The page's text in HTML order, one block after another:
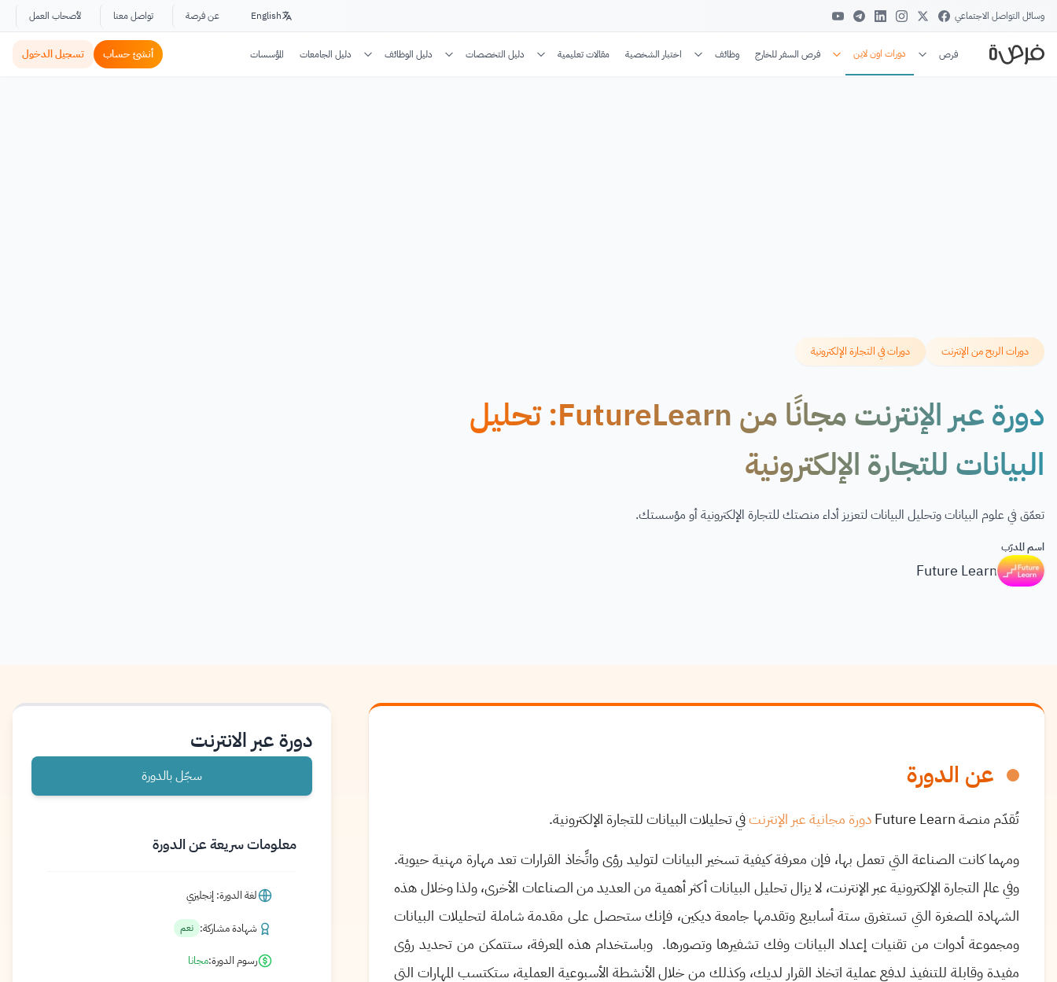
وسائل التواصل الاجتماعي English عن فرصة تواصل معنا لأصحاب العمل
فرص دورات اون لاين فرص السفر للخارج وظائف اختبار الشخصية مقالات تعليمية دليل التخصصات دليل الوظائف دليل الجامعات المؤسسات أنشئ حساب تسجيل الدخول
دورات الربح من الإنترنت دورات في التجارة الإلكترونية
دورة عبر الإنترنت مجانًا من FutureLearn: تحليل
البيانات للتجارة الإلكترونية
تعمّق في علوم البيانات وتحليل البيانات لتعزيز أداء منصتك للتجارة الإلكترونية أو مؤسستك.
اسم المدرّب
Future Learn
عن الدورة
تُقدّم منصةFuture Learnدورة مجانية عبر الإنترنتفي تحليلات البيانات للتجارة الإلكترونية.
ومهما كانت الصناعة التي تعمل بها، فإن معرفة كيفية تسخير البيانات لتوليد رؤى واتِّخاذ القرارات تعد مهارة مهنية حيوية.
وفي عالم التجارة الإلكترونية عبر الإنترنت، لا يزال تحليل البيانات أكثر أهمية من العديد من الصناعات الأخرى، ولذا وخلال هذه
الشهادة المصغرة التي تستغرق ستة أسابيع وتقدمها جامعة ديكين، فإنك ستحصل على مقدمة شاملة لتحليلات البيانات
ومجموعة أدوات من تقنيات إعداد البيانات وفك تشفيرها وتصورها. وباستخدام هذه المعرفة، ستتمكن من تحديد رؤى
مفيدة وقابلة للتنفيذ لدفع عملية اتخاذ القرار لديك، وكذلك من خلال الأنشطة الأسبوعية العملية، ستكتسب المهارات التي
دورة عبر الانترنت
سجّل بالدورة
معلومات سريعة عن الدورة
لغة الدورة: إنجليزي
شهادة مشاركة: نعم
رسوم الدورة:مجانا